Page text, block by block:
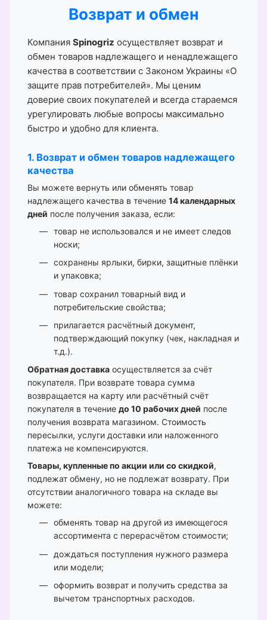
Возврат и обмен
Компания Spinogriz осуществляет возврат и
обмен товаров надлежащего и ненадлежащего
качества в соответствии с Законом Украины «О
защите прав потребителей». Мы ценим
доверие своих покупателей и всегда стараемся
урегулировать любые вопросы максимально
быстро и удобно для клиента.
1. Возврат и обмен товаров надлежащего
качества
Вы можете вернуть или обменять товар
надлежащего качества в течение 14 календарных
дней после получения заказа, если:
товар не использовался и не имеет следов
носки;
сохранены ярлыки, бирки, защитные плёнки
и упаковка;
товар сохранил товарный вид и
потребительские свойства;
прилагается расчётный документ,
подтверждающий покупку (чек, накладная и
т.д.).
Обратная доставка осуществляется за счёт
покупателя. При возврате товара сумма
возвращается на карту или расчётный счёт
покупателя в течение до 10 рабочих дней после
получения возврата магазином. Стоимость
пересылки, услуги доставки или наложенного
платежа не компенсируются.
Товары, купленные по акции или со скидкой,
подлежат обмену, но не подлежат возврату. При
отсутствии аналогичного товара на складе вы
можете:
обменять товар на другой из имеющегося
ассортимента с перерасчётом стоимости;
дождаться поступления нужного размера
или модели;
оформить возврат и получить средства за
вычетом транспортных расходов.